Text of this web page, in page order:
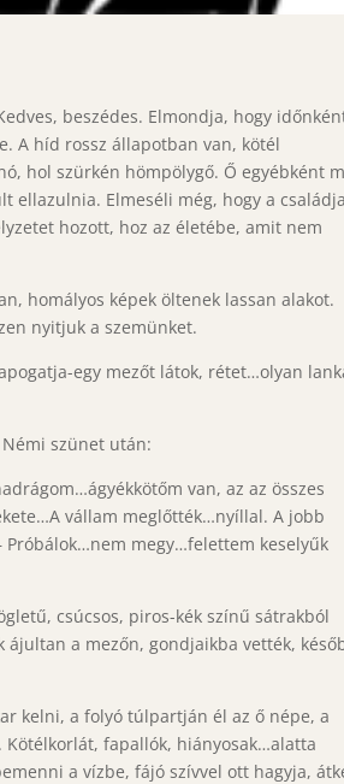
beszédes. Elmondja, hogy
A híd rossz állapotban van, kötél
hol szürkén hömpölygő. Ő egyébként
ellazulnia. Elmeséli még, hogy a családja
hozott, hoz az életébe, amit nem
homályos képek öltenek lassan alakot.
nyitjuk a szemünket.
egy mezőt látok, rétet…olyan
szünet után:
van, az az összes
vállam meglőtték…nyíllal. A jobb
megy…felettem keselyűk
csúcsos, piros-kék színű sátrakból
a mezőn, gondjaikba vették,
kelni, a folyó túlpartján él az ő népe, a
fapallók, hiányosak…alatta
a vízbe, fájó szívvel ott hagyja,